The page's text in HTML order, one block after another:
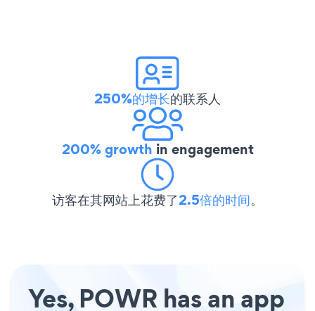
250%的增长的联系人
200% growth in engagement
访客在其网站上花费了2.5倍的时间。
Yes, POWR has an app